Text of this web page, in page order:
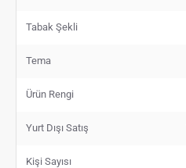
Tabak Şekli
Tema
Ürün Rengi
Yurt Dışı Satış
Kişi Sayısı